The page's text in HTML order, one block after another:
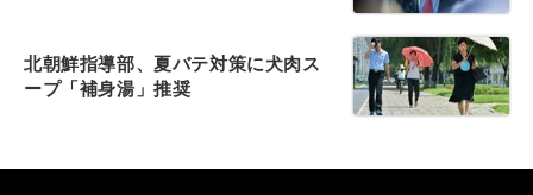
北朝鮮指導部、夏バテ対策に犬肉ス
ープ「補身湯」推奨